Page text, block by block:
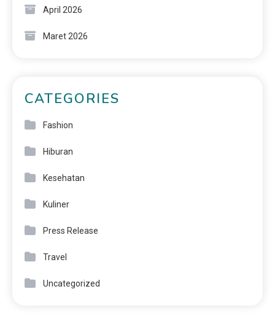
April 2026
Maret 2026
CATEGORIES
Fashion
Hiburan
Kesehatan
Kuliner
Press Release
Travel
Uncategorized